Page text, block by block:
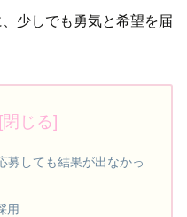
少しでも勇気と希望を届
募しても結果が出なかっ
用